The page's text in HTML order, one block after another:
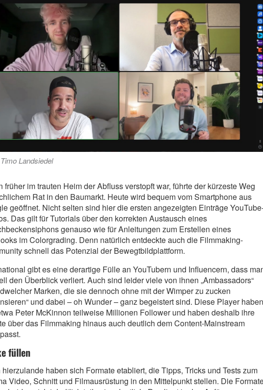
Landsiedel
früher im trauten Heim der Abfluss verstopft war, führte der kürzeste Weg
Rat in den Baumarkt. Heute wird bequem vom Smartphone aus
geöffnet. Nicht selten sind hier die ersten angezeigten Einträge
Das gilt für Tutorials über den korrekten Austausch eines
genauso wie für Anleitungen zum Erstellen eines
im Colorgrading. Denn natürlich entdeckte auch die Filmmaking-
schnell das Potenzial der Bewegtbildplattform.
gibt es eine derartige Fülle an YouTubern und Influencern, dass
den Überblick verliert. Auch sind leider viele von ihnen „Ambassadors“
Marken, die sie dennoch ohne mit der Wimper zu zucken
und dabei – oh Wunder – ganz begeistert sind. Diese Player haben
Peter McKinnon teilweise Millionen Follower und haben deshalb ihre
über das Filmmaking hinaus auch deutlich dem Content-Mainstream
füllen
haben sich Formate etabliert, die Tipps, Tricks und Tests zum
Video, Schnitt und Filmausrüstung in den Mittelpunkt stellen. Die